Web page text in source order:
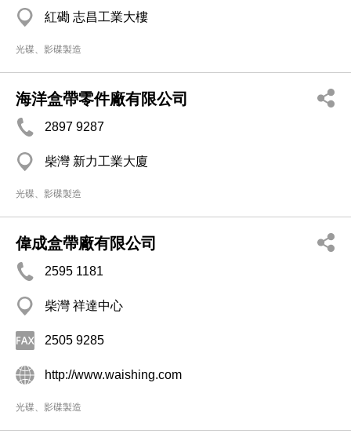
紅磡 志昌工業大樓
光碟、影碟製造
海洋盒帶零件廠有限公司
2897 9287
柴灣 新力工業大廈
光碟、影碟製造
偉成盒帶廠有限公司
2595 1181
柴灣 祥達中心
2505 9285
http://www.waishing.com
光碟、影碟製造